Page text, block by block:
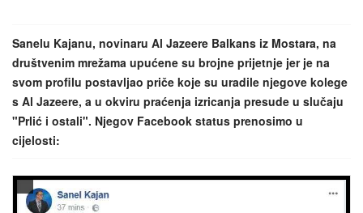
a
n
o
Sanelu Kajanu, novinaru Al Jazeere Balkans iz Mostara, na
društvenim mrežama upućene su brojne prijetnje jer je na
svom profilu postavljao priče koje su uradile njegove kolege
s Al Jazeere, a u okviru praćenja izricanja presude u slučaju
"Prlić i ostali". Njegov Facebook status prenosimo u
cijelosti: